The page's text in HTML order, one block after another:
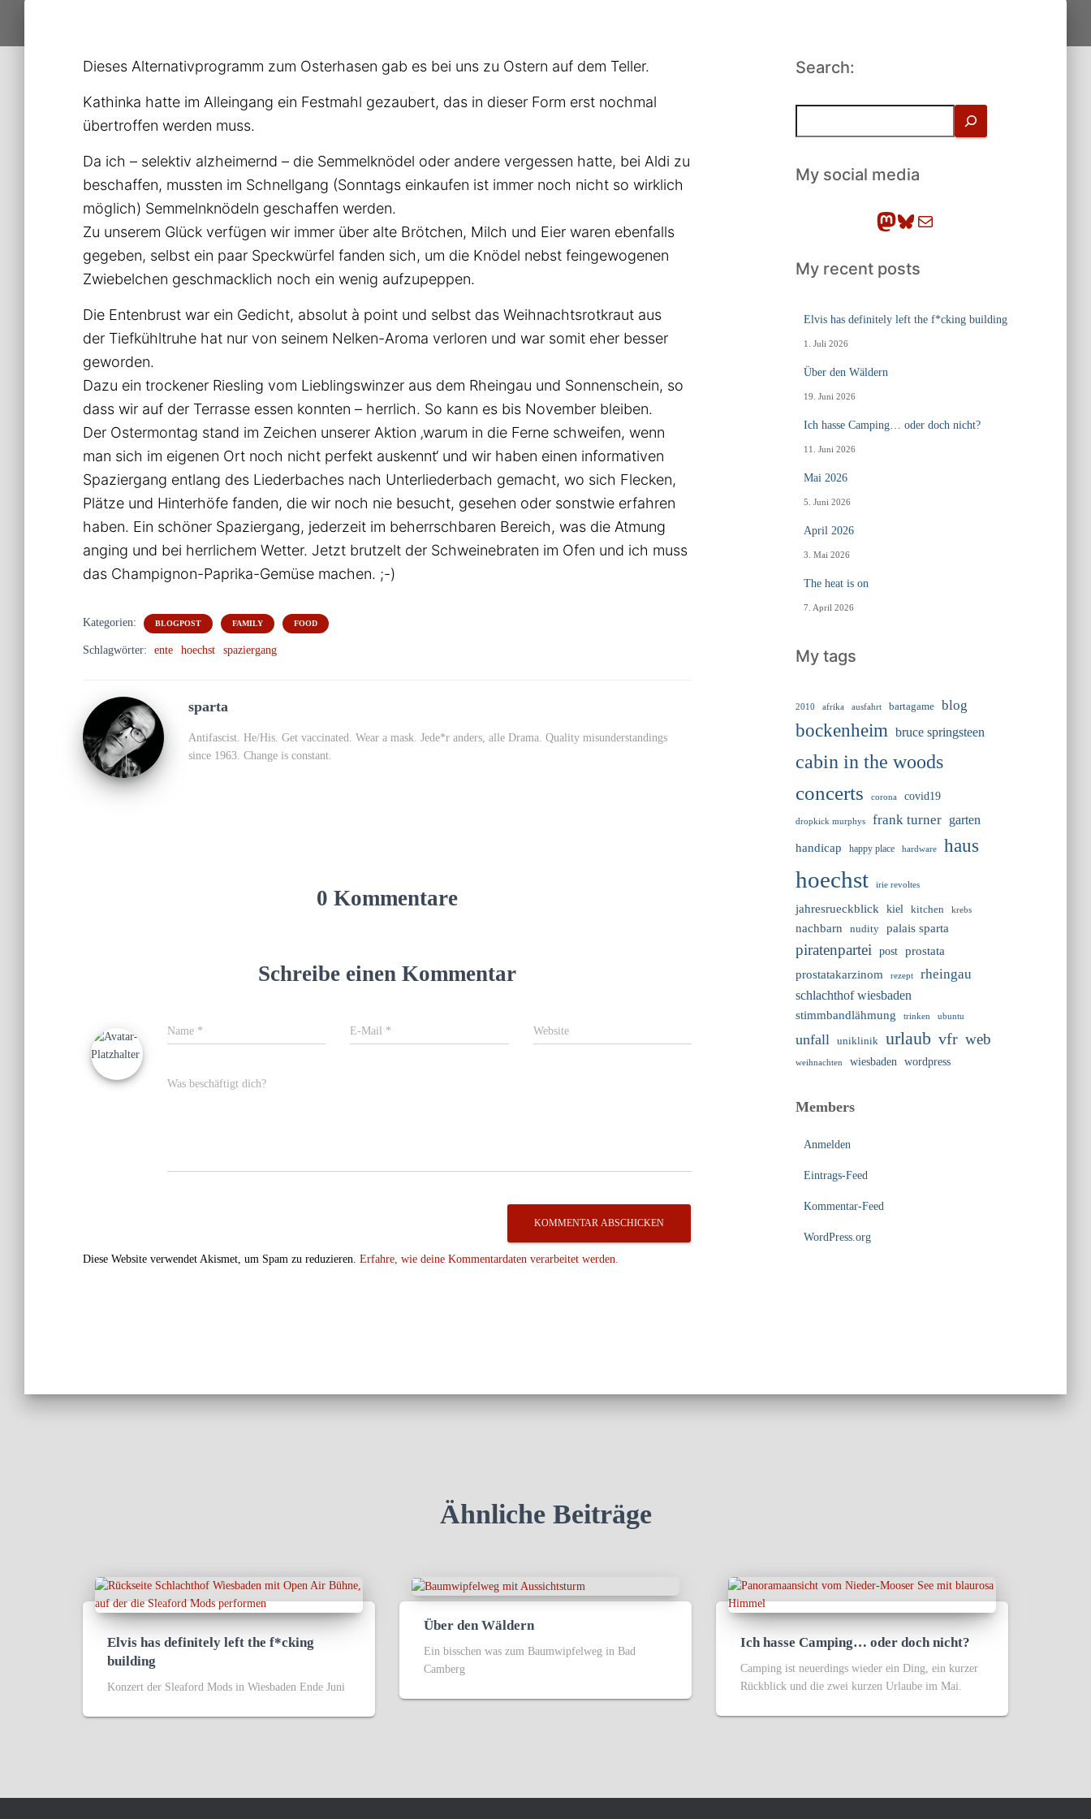
Dieses Alternativprogramm zum Osterhasen gab es bei uns zu Ostern auf dem Teller.
Kathinka hatte im Alleingang ein Festmahl gezaubert, das in dieser Form erst nochmal
übertroffen werden muss.
Da ich – selektiv alzheimernd – die Semmelknödel oder andere vergessen hatte, bei Aldi zu
beschaffen, mussten im Schnellgang (Sonntags einkaufen ist immer noch nicht so wirklich
möglich) Semmelnknödeln geschaffen werden.
Zu unserem Glück verfügen wir immer über alte Brötchen, Milch und Eier waren ebenfalls
gegeben, selbst ein paar Speckwürfel fanden sich, um die Knödel nebst feingewogenen
Zwiebelchen geschmacklich noch ein wenig aufzupeppen.
Die Entenbrust war ein Gedicht, absolut à point und selbst das Weihnachtsrotkraut aus
der Tiefkühltruhe hat nur von seinem Nelken-Aroma verloren und war somit eher besser
geworden.
Dazu ein trockener Riesling vom Lieblingswinzer aus dem Rheingau und Sonnenschein, so
dass wir auf der Terrasse essen konnten – herrlich. So kann es bis November bleiben.
Der Ostermontag stand im Zeichen unserer Aktion ‚warum in die Ferne schweifen, wenn
man sich im eigenen Ort noch nicht perfekt auskennt‘ und wir haben einen informativen
Spaziergang entlang des Liederbaches nach Unterliederbach gemacht, wo sich Flecken,
Plätze und Hinterhöfe fanden, die wir noch nie besucht, gesehen oder sonstwie erfahren
haben. Ein schöner Spaziergang, jederzeit im beherrschbaren Bereich, was die Atmung
anging und bei herrlichem Wetter. Jetzt brutzelt der Schweinebraten im Ofen und ich muss
das Champignon-Paprika-Gemüse machen. ;-)
Kategorien: BLOGPOST FAMILY FOOD
Schlagwörter: ente hoechst spaziergang
sparta
Antifascist. He/His. Get vaccinated. Wear a mask. Jede*r anders, alle Drama. Quality misunderstandings
since 1963. Change is constant.
0 Kommentare
Schreibe einen Kommentar
Name * E-Mail * Website
Was beschäftigt dich?
Diese Website verwendet Akismet, um Spam zu reduzieren. Erfahre, wie deine Kommentardaten verarbeitet werden.
Search:
h
eMy social media
Mastodon Bluesky E-Mail
My recent posts
Elvis has definitely left the f*cking building
1. Juli 2026
Über den Wäldern
19. Juni 2026
Ich hasse Camping… oder doch nicht?
11. Juni 2026
Mai 2026
5. Juni 2026
April 2026
3. Mai 2026
The heat is on
7. April 2026
My tags
2010 afrika ausfahrt bartagame blog
bockenheim bruce springsteen
cabin in the woods
concerts
corona covid19
dropkick murphys frank turner
garten
handicap
happy place hardware haus
hoechst irie revoltes
jahresrueckblick kiel kitchen krebs
nachbarn nudity palais sparta
piratenpartei post
prostata
prostatakarzinom
rezept rheingau
schlachthof wiesbaden
stimmbandlähmung trinken ubuntu
unfall uniklinik urlaub vfr web
weihnachten wiesbaden wordpress
Members
Anmelden
Eintrags-Feed
Kommentar-Feed
WordPress.org
Ähnliche Beiträge
Elvis has definitely left the f*cking
building
Konzert der Sleaford Mods in Wiesbaden Ende Juni
Über den Wäldern
Ein bisschen was zum Baumwipfelweg in Bad
Camberg
Ich hasse Camping… oder doch nicht?
Camping ist neuerdings wieder ein Ding, ein kurzer
Rückblick und die zwei kurzen Urlaube im Mai.